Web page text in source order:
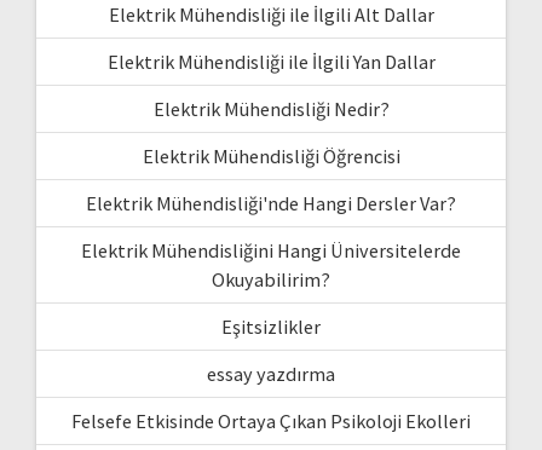
Elektrik Mühendisliği ile İlgili Alt Dallar
Elektrik Mühendisliği ile İlgili Yan Dallar
Elektrik Mühendisliği Nedir?
Elektrik Mühendisliği Öğrencisi
Elektrik Mühendisliği'nde Hangi Dersler Var?
Elektrik Mühendisliğini Hangi Üniversitelerde
Okuyabilirim?
Eşitsizlikler
essay yazdırma
Felsefe Etkisinde Ortaya Çıkan Psikoloji Ekolleri